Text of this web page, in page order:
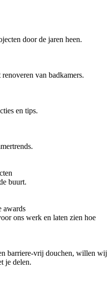
door de jaren heen.
van badkamers.
en tips.
buurt.
awards
ons werk en laten zien hoe
barriere-vrij douchen, willen wij
je delen.